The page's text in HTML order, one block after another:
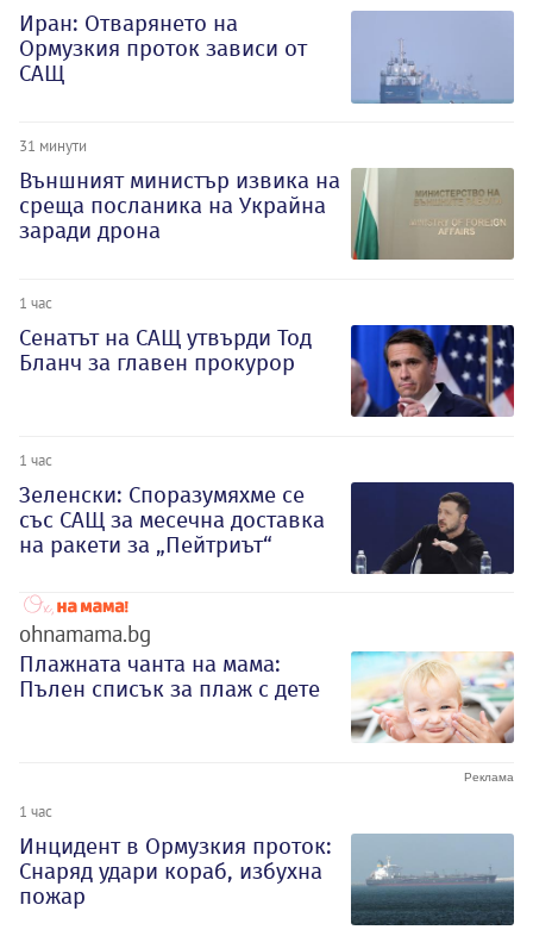
Иран: Отварянето на
Ормузкия проток зависи от
САЩ
31 минути
Външният министър извика на
среща посланика на Украйна
заради дрона
1 час
Сенатът на САЩ утвърди Тод
Бланч за главен прокурор
1 час
Зеленски: Споразумяхме се
със САЩ за месечна доставка
на ракети за „Пейтриът“
ohnamama.bg
Плажната чанта на мама:
Пълен списък за плаж с дете
1 час
Инцидент в Ормузкия проток:
Снаряд удари кораб, избухна
пожар